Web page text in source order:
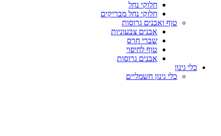
חלוקי נחל
חלוקי נחל מבריקים
טוף ואבנים גרוסות
אבנים צבעוניות
שברי חרס
טוף לחיפוי
אבנים גרוסות
כלי גינון
כלי גינון חשמליים